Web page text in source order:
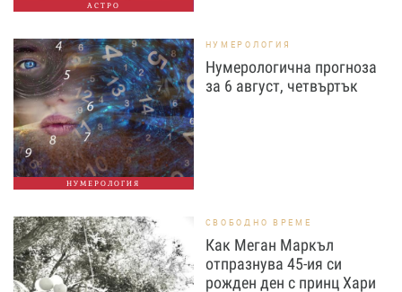
АСТРО
НУМЕРОЛОГИЯ
НУМЕРОЛОГИЯ
Нумерологична прогноза
за 6 август, четвъртък
СВОБОДНО ВРЕМЕ
Как Меган Маркъл
отпразнува 45-ия си
рожден ден с принц Хари